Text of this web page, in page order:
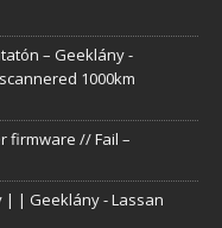
– Geeklány-
1000km
firmware // Fail –
| | Geeklány-Lassan